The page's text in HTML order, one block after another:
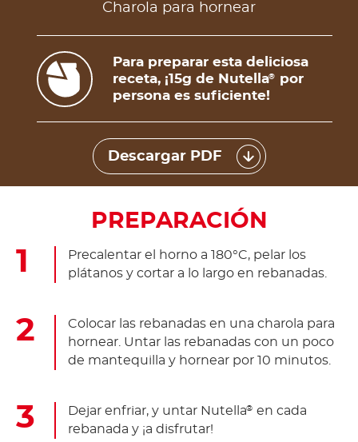
Charola para hornear
Para preparar esta deliciosa
receta, ¡15g de Nutella®
por
persona es suficiente!
Descargar PDF
PREPARACIÓN
Precalentar el horno a 180°C, pelar los
plátanos y cortar a lo largo en rebanadas.
Colocar las rebanadas en una charola para
hornear. Untar las rebanadas con un poco
de mantequilla y hornear por 10 minutos.
Dejar enfriar, y untar Nutella® en cada
rebanada y ¡a disfrutar!